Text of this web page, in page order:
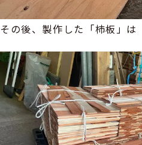
その後、製作した「杮板」は